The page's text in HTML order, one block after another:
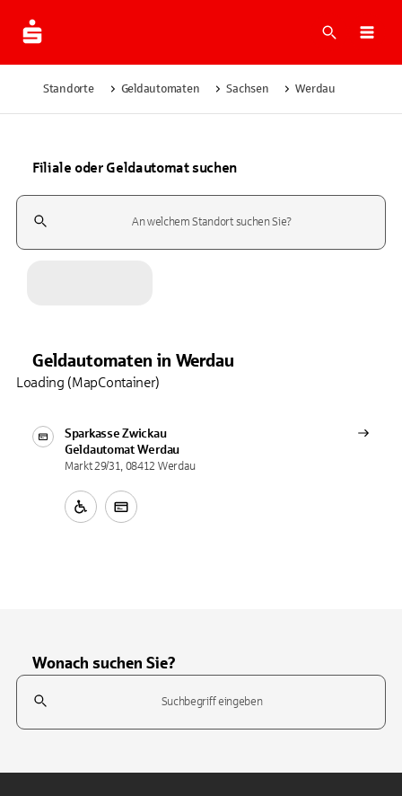
Suche
Standorte Geldautomaten Sachsen Werdau
Filiale oder Geldautomat suchen
Suchfeld
Geldautomaten in Werdau
Sparkasse Zwickau
Geldautomat Werdau
Markt 29/31, 08412 Werdau
Loading (MapContainer)
Wonach suchen Sie?
Suchfeld